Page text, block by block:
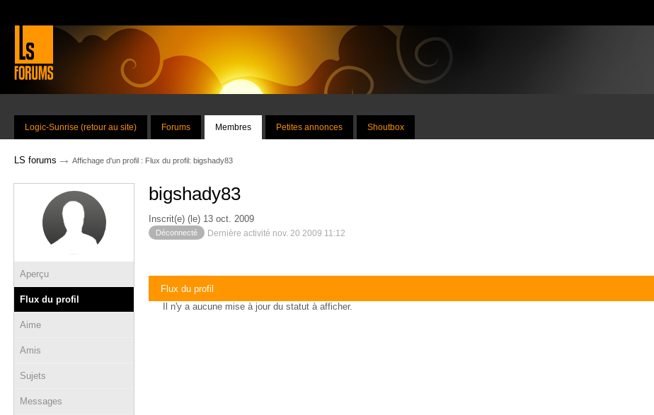
Logic-Sunrise (retour au site) Forums Membres Petites annonces Shoutbox
LS forums → Affichage d'un profil : Flux du profil: bigshady83
Aperçu
Flux du profil
Aime
Amis
Sujets
Messages
bigshady83
Inscrit(e) (le) 13 oct. 2009
Déconnecté Dernière activité nov. 20 2009 11:12
Flux du profil
Il n'y a aucune mise à jour du statut à afficher.